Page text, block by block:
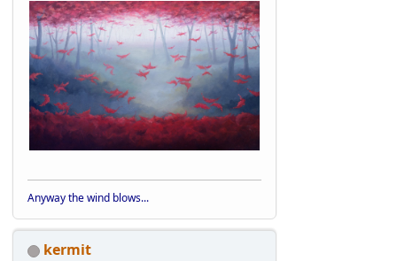
Anyway the wind blows...
kermit